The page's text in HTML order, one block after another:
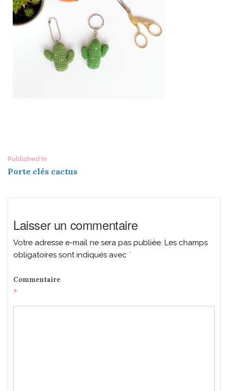
Post
Published In
Porte clés cactus
Laisser un commentaire
Votre adresse e-mail ne sera pas publiée. Les champs
obligatoires sont indiqués avec *
Commentaire
*